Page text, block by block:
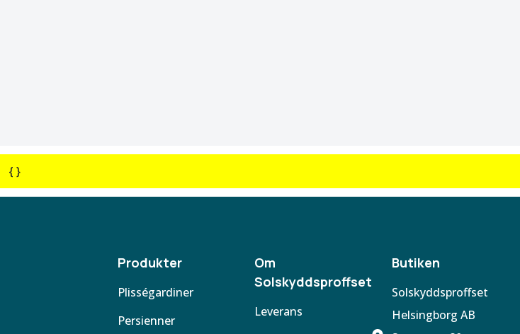
{ }
Produkter
Plisségardiner
Persienner
Om
Solskyddsproffset
Leverans
Butiken
Solskyddsproffset
Helsingborg AB